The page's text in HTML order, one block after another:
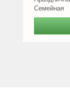
Семейная